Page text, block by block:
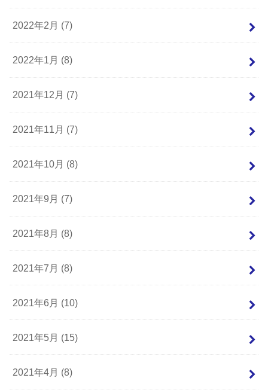
2022年2月 (7)
2022年1月 (8)
2021年12月 (7)
2021年11月 (7)
2021年10月 (8)
2021年9月 (7)
2021年8月 (8)
2021年7月 (8)
2021年6月 (10)
2021年5月 (15)
2021年4月 (8)